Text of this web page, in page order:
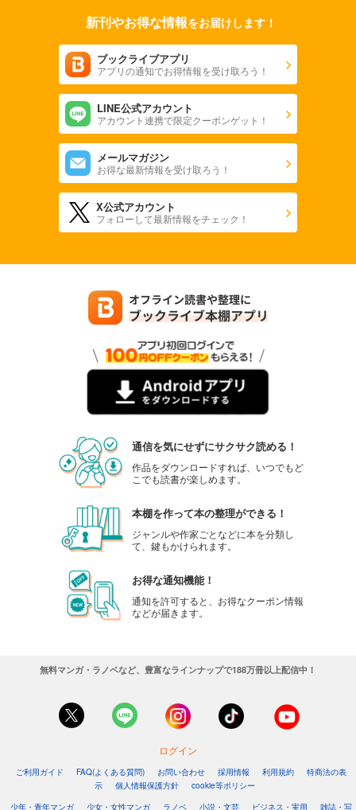
新刊やお得な情報をお届けします！
ブックライブアプリ
アプリの通知でお得情報を受け取ろう！
LINE公式アカウント
アカウント連携で限定クーポンゲット！
メールマガジン
お得な最新情報を受け取ろう！
X公式アカウント
フォローして最新情報をチェック！
通信を気にせずにサクサク読める！
作品をダウンロードすれば、いつでもど
こでも読書が楽しめます。
本棚を作って本の整理ができる！
ジャンルや作家ごとなどに本を分類し
て、鍵もかけられます。
お得な通知機能！
通知を許可すると、お得なクーポン情報
などが届きます。
無料マンガ・ラノベなど、豊富なラインナップで188万冊以上配信中！
ログイン
ご利用ガイド FAQ(よくある質問) お問い合わせ 採用情報 利用規約
特商法の表
示
個人情報保護方針
cookie等ポリシー
少年・青年マンガ
少女・女性マンガ ラノベ 小説・文芸 ビジネス・実用 雑誌・写